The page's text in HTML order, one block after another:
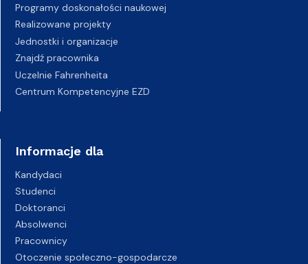
Programy doskonałości naukowej
Realizowane projekty
Jednostki i organizacje
Znajdź pracownika
Uczelnie Fahrenheita
Centrum Kompetencyjne EZD
Informacje dla
Kandydaci
Studenci
Doktoranci
Absolwenci
Pracownicy
Otoczenie społeczno-gospodarcze